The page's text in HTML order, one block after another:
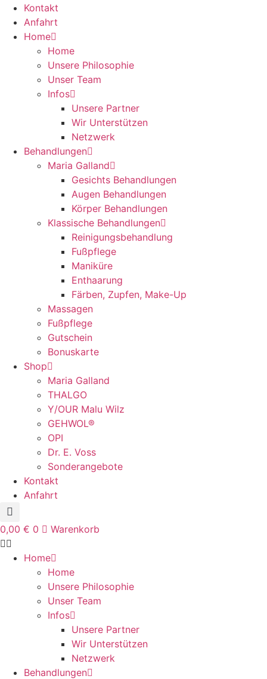
Kontakt
Anfahrt
Home
Home
Unsere Philosophie
Unser Team
Infos
Unsere Partner
Wir Unterstützen
Netzwerk
Behandlungen
Maria Galland
Gesichts Behandlungen
Augen Behandlungen
Körper Behandlungen
Klassische Behandlungen
Reinigungsbehandlung
Fußpflege
Maniküre
Enthaarung
Färben, Zupfen, Make-Up
Massagen
Fußpflege
Gutschein
Bonuskarte
Shop
Maria Galland
THALGO
Y/OUR Malu Wilz
GEHWOL®
OPI
Dr. E. Voss
Sonderangebote
Kontakt
Anfahrt
0,00 € 0 Warenkorb
Home
Home
Unsere Philosophie
Unser Team
Infos
Unsere Partner
Wir Unterstützen
Netzwerk
Behandlungen